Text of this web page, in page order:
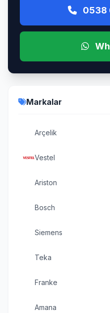
0538
Markalar
Arçelik
Vestel
Ariston
Bosch
Siemens
Teka
Franke
Amana